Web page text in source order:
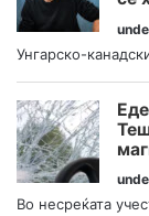
Унгарско-
Во несреќата